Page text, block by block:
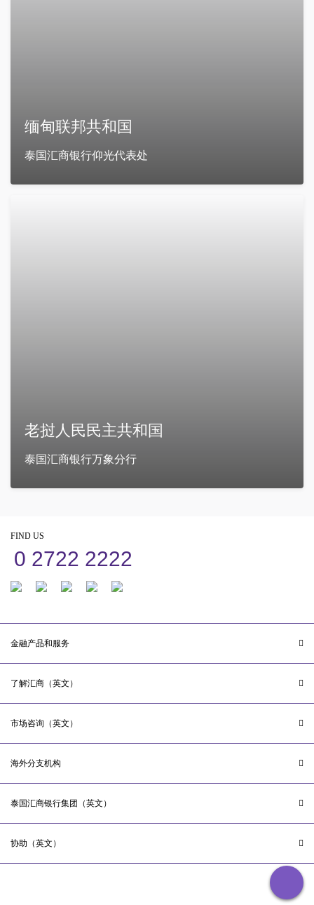
缅甸联邦共和国
泰国汇商银行仰光代表处
老挝人民民主共和国
泰国汇商银行万象分行
FIND US
0 2722 2222
金融产品和服务
了解汇商（英文）
市场咨询（英文）
海外分支机构
泰国汇商银行集团（英文）
协助（英文）